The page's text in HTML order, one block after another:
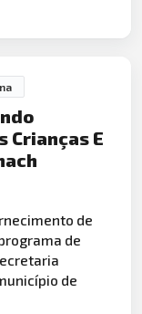
Crianças E
de
de
de